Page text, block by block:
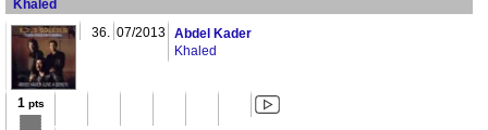
Khaled
36. 07/2013 Abdel Kader
Khaled
1 pts